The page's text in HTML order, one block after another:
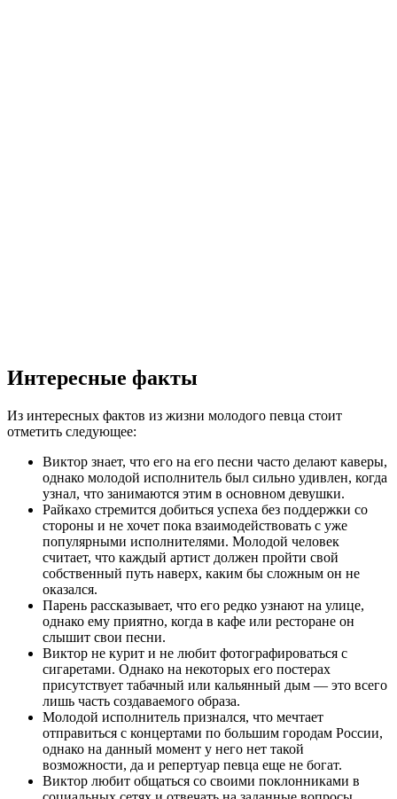
Интересные факты
Из интересных фактов из жизни молодого певца стоит
отметить следующее:
Виктор знает, что его на его песни часто делают каверы,
однако молодой исполнитель был сильно удивлен, когда
узнал, что занимаются этим в основном девушки.
Райкахо стремится добиться успеха без поддержки со
стороны и не хочет пока взаимодействовать с уже
популярными исполнителями. Молодой человек
считает, что каждый артист должен пройти свой
собственный путь наверх, каким бы сложным он не
оказался.
Парень рассказывает, что его редко узнают на улице,
однако ему приятно, когда в кафе или ресторане он
слышит свои песни.
Виктор не курит и не любит фотографироваться с
сигаретами. Однако на некоторых его постерах
присутствует табачный или кальянный дым — это всего
лишь часть создаваемого образа.
Молодой исполнитель признался, что мечтает
отправиться с концертами по большим городам России,
однако на данный момент у него нет такой
возможности, да и репертуар певца еще не богат.
Виктор любит общаться со своими поклонниками в